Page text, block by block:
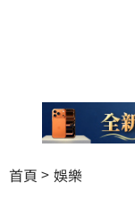
首頁 娛樂